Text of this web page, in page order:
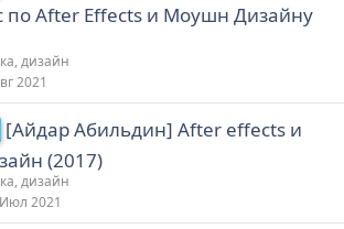
по After Effects и Моушн Дизайну
дизайн
2021
[Айдар Абильдин] After еffects и
(2017)
дизайн
2021